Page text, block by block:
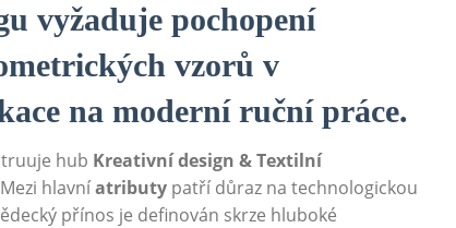
vyžaduje pochopení
vzorů v
na moderní ruční práce.
hub Kreativní design & Textilní
hlavníatributy patří důraz na technologickou
přínos je definován skrze hluboké